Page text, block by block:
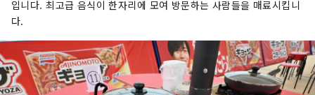
입니다. 최고급 음식이 한자리에 모여 방문하는 사람들을 매료시킵니
다.